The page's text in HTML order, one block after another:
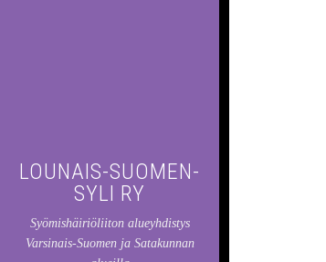
LOUNAIS-SUOMEN-
SYLI RY
Syömishäiriöliiton alueyhdistys
Varsinais-Suomen ja Satakunnan